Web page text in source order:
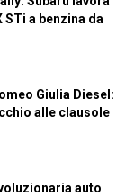
STi a benzina da
Giulia Diesel:
alle clausole
auto